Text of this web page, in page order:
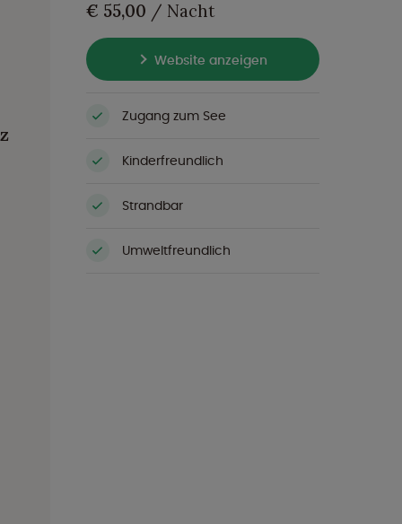
€ 55,00 / Nacht
Website anzeigen
Zugang zum See
Kinderfreundlich
Strandbar
Umweltfreundlich